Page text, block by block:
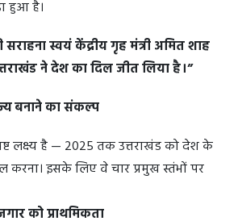
हुआ है।
स्वयं केंद्रीय गृह मंत्री अमित शाह
ने देश का दिल जीत लिया है।”
बनाने का संकल्प
लक्ष्य है — 2025 तक उत्तराखंड को देश के
करना। इसके लिए वे चार प्रमुख स्तंभों पर
को प्राथमिकता